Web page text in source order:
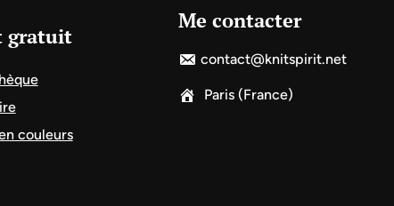
gratuit
couleurs
Me contacter
contact@knitspirit.net
Paris (France)